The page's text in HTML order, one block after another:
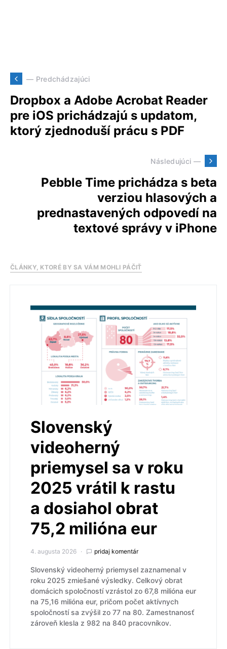
— Predchádzajúci
Dropbox a Adobe Acrobat Reader
pre iOS prichádzajú s updatom,
ktorý zjednoduší prácu s PDF
Následujúci —
Pebble Time prichádza s beta
verziou hlasových a
prednastavených odpovedí na
textové správy v iPhone
ČLÁNKY, KTORÉ BY SA VÁM MOHLI PÁČIŤ
Slovenský
videoherný
priemysel sa v roku
2025 vrátil k rastu
a dosiahol obrat
75,2 milióna eur
4. augusta 2026 pridaj komentár
Slovenský videoherný priemysel zaznamenal v
roku 2025 zmiešané výsledky. Celkový obrat
domácich spoločností vzrástol zo 67,8 milióna eur
na 75,16 milióna eur, pričom počet aktívnych
spoločností sa zvýšil zo 77 na 80. Zamestnanosť
zároveň klesla z 982 na 840 pracovníkov.